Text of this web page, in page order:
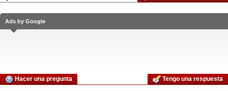
Ads by Google
Hacer una pregunta Tengo una respuesta